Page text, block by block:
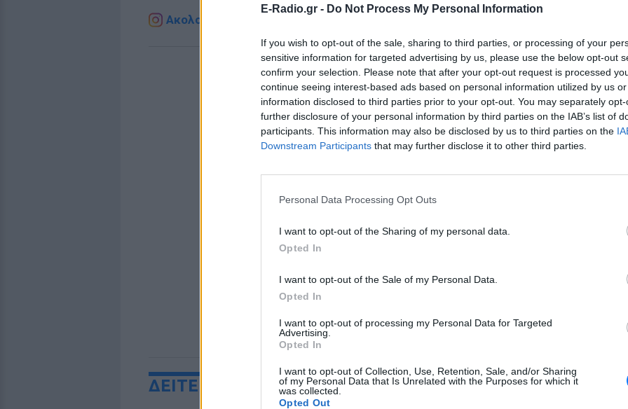
E-Radio.gr - Do Not Process My Personal Information
If you wish to opt-out of the sale, sharing to third parties, or processing of your
sensitive information for targeted advertising by us, please use the below opt-out
confirm your selection. Please note that after your opt-out request is processed
continue seeing interest-based ads based on personal information utilized by us
information disclosed to third parties prior to your opt-out. You may separately
further disclosure of your personal information by third parties on the IAB’s list of
participants. This information may also be disclosed by us to third parties on the
Downstream Participants that may further disclose it to other third parties.
Personal Data Processing Opt Outs
I want to opt-out of the Sharing of my personal data.
Opted In
I want to opt-out of the Sale of my Personal Data.
Opted In
I want to opt-out of processing my Personal Data for Targeted
Advertising.
Opted In
I want to opt-out of Collection, Use, Retention, Sale, and/or Sharing
of my Personal Data that Is Unrelated with the Purposes for which it
was collected.
Opted Out
Στην
Ακολουθήστε το E-Radio.gr και στο Instagram
ΔΙΑΦΗΜΙΣΗ
ΔΕΙΤΕ ΕΠΙΣΗΣ